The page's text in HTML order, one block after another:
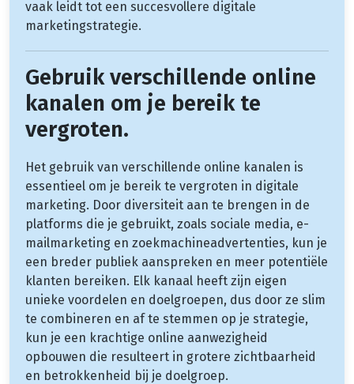
vaak leidt tot een succesvollere digitale
marketingstrategie.
Gebruik verschillende online
kanalen om je bereik te
vergroten.
Het gebruik van verschillende online kanalen is
essentieel om je bereik te vergroten in digitale
marketing. Door diversiteit aan te brengen in de
platforms die je gebruikt, zoals sociale media, e-
mailmarketing en zoekmachineadvertenties, kun je
een breder publiek aanspreken en meer potentiële
klanten bereiken. Elk kanaal heeft zijn eigen
unieke voordelen en doelgroepen, dus door ze slim
te combineren en af te stemmen op je strategie,
kun je een krachtige online aanwezigheid
opbouwen die resulteert in grotere zichtbaarheid
en betrokkenheid bij je doelgroep.